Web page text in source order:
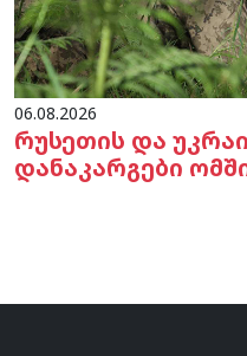
06.08.2026
რუსეთის და
დანაკარგები